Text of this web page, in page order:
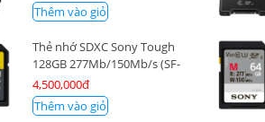
Thêm vào giỏ
Thẻ nhớ SDXC Sony Tough
128GB 277Mb/150Mb/s (SF-
M128T)
4,500,000đ
Thêm vào giỏ